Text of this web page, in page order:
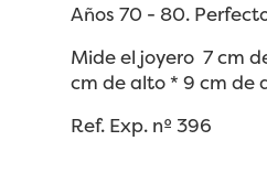
Años 70 - 80.
Mide el joyero 7 cm
cm de alto * 9 cm de
Ref. Exp. nº 396